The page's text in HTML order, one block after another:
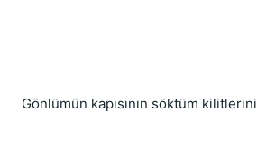
Gönlümün kapısının söktüm kilitlerini